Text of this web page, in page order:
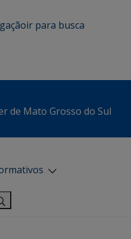
ir para busca
de Mato Grosso do Sul